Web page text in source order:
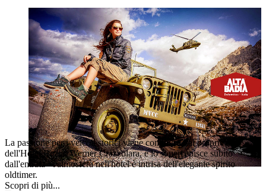
La passione per i veicoli storici viene condivisa dal proprietario
dell'Hotel Rezia, Werner Crazzolara, e lo si percepisce subito
dall'entrata - l'atmosfera nell'hotel è intrisa dell'elegante spirito
oldtimer.
Scopri di più...